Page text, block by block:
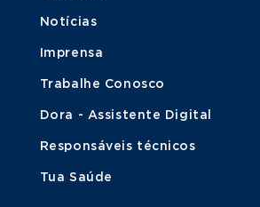
Notícias
Imprensa
Trabalhe Conosco
Dora - Assistente Digital
Responsáveis técnicos
Tua Saúde